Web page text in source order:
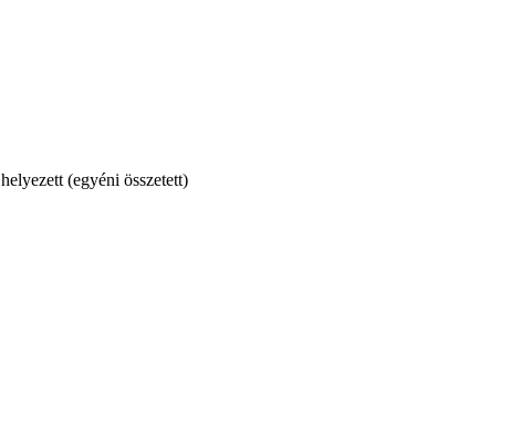
(egyéni összetett)